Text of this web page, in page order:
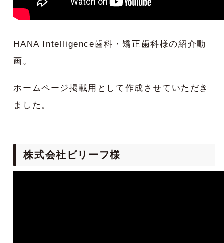
HANA Intelligence歯科・矯正歯科様の紹介動
画。
ホームページ掲載用として作成させていただき
ました。
株式会社ビリーフ様